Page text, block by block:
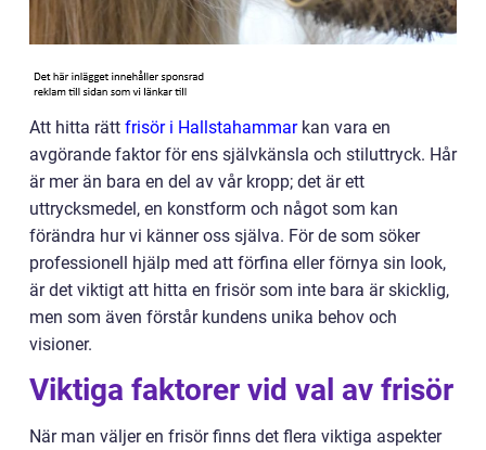
Att hitta rätt frisör i Hallstahammarkan vara en
avgörande faktor för ens självkänsla och stiluttryck. Hår
är mer än bara en del av vår kropp; det är ett
uttrycksmedel, en konstform och något som kan
förändra hur vi känner oss själva. För de som söker
professionell hjälp med att förfina eller förnya sin look,
är det viktigt att hitta en frisör som inte bara är skicklig,
men som även förstår kundens unika behov och
visioner.
Viktiga faktorer vid val av frisör
När man väljer en frisör finns det flera viktiga aspekter